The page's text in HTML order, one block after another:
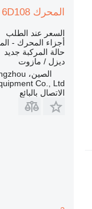
المحرك 6D108 لـ حفارة Komatsu
السعر عند الطلب
أجزاء المحرك -
حالة المركبة جديد
ديزل / مازوت
الصين، Guangzhou
Co., Ltd.
الاتصال بالبائع